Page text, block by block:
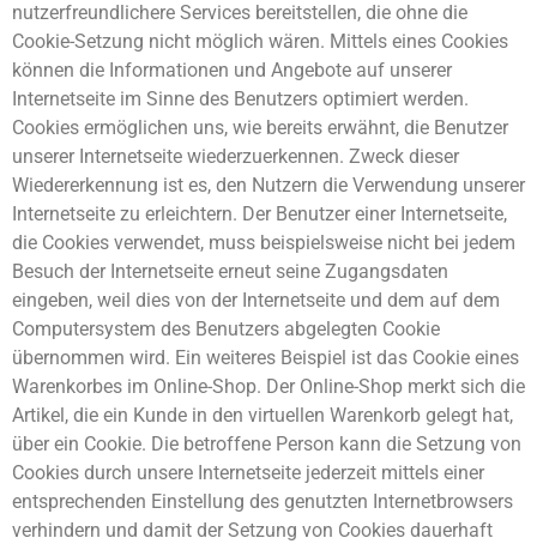
nutzerfreundlichere Services bereitstellen, die ohne die
Cookie-Setzung nicht möglich wären. Mittels eines Cookies
können die Informationen und Angebote auf unserer
Internetseite im Sinne des Benutzers optimiert werden.
Cookies ermöglichen uns, wie bereits erwähnt, die Benutzer
unserer Internetseite wiederzuerkennen. Zweck dieser
Wiedererkennung ist es, den Nutzern die Verwendung unserer
Internetseite zu erleichtern. Der Benutzer einer Internetseite,
die Cookies verwendet, muss beispielsweise nicht bei jedem
Besuch der Internetseite erneut seine Zugangsdaten
eingeben, weil dies von der Internetseite und dem auf dem
Computersystem des Benutzers abgelegten Cookie
übernommen wird. Ein weiteres Beispiel ist das Cookie eines
Warenkorbes im Online-Shop. Der Online-Shop merkt sich die
Artikel, die ein Kunde in den virtuellen Warenkorb gelegt hat,
über ein Cookie. Die betroffene Person kann die Setzung von
Cookies durch unsere Internetseite jederzeit mittels einer
entsprechenden Einstellung des genutzten Internetbrowsers
verhindern und damit der Setzung von Cookies dauerhaft